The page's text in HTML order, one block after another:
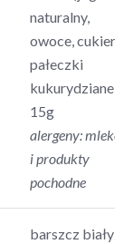
naturalny,
owoce, cukier),
pałeczki
kukurydziane
15g
alergeny: mleko
i produkty
pochodne
barszcz biały z